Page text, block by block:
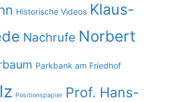
Historische Videos Klaus-
Nachrufe Norbert
Parkbank am Friedhof
Positionspapier Prof. Hans-